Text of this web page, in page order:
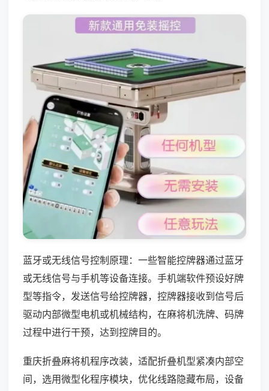
蓝牙或无线信号控制原理：一些智能控牌器通过蓝牙
或无线信号与手机等设备连接。手机端软件预设好牌
型等指令，发送信号给控牌器，控牌器接收到信号后
驱动内部微型电机或机械结构，在麻将机洗牌、码牌
过程中进行干预，达到控牌目的。
重庆折叠麻将机程序改装，适配折叠机型紧凑内部空
间，选用微型化程序模块，优化线路隐藏布局，设备